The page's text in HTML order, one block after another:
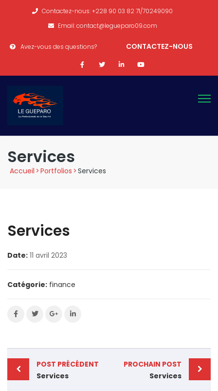
Contactez-nous: +228 90 03 82 71/70249090
Email: contact@legueparo09.com
Avez-vous des questions? CONTACTEZ-NOUS
Services
Accueil > Portfolios > Services
Services
Date: 11 avril 2023
Catégorie: finance
POST PRÉCÉDENT
Services
PROCHAIN POST
Services